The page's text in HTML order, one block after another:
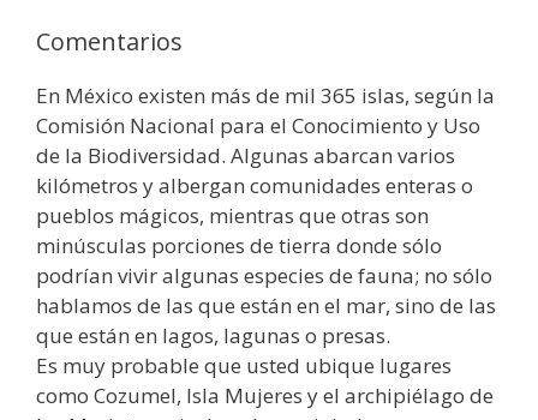
Comentarios
En México existen más de mil 365 islas, según la
Comisión Nacional para el Conocimiento y Uso
de la Biodiversidad. Algunas abarcan varios
kilómetros y albergan comunidades enteras o
pueblos mágicos, mientras que otras son
minúsculas porciones de tierra donde sólo
podrían vivir algunas especies de fauna; no sólo
hablamos de las que están en el mar, sino de las
que están en lagos, lagunas o presas.
Es muy probable que usted ubique lugares
como Cozumel, Isla Mujeres y el archipiélago de